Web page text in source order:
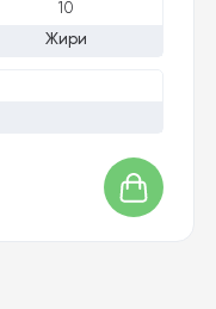
10
Жири